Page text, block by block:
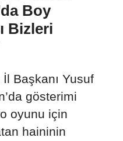
Boy
Bizleri
Başkanı Yusuf
gösterimi
oyunu için
haininin